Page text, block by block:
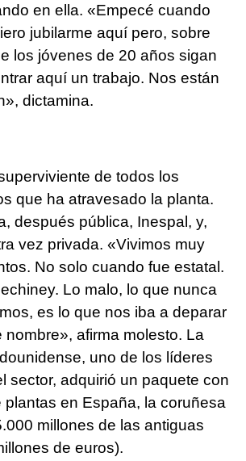
en ella. «Empecé cuando
jubilarme aquí pero, sobre
los jóvenes de 20 años sigan
aquí un trabajo. Nos están
dictamina.
de todos los
que ha atravesado la planta.
después pública, Inespal, y,
vez privada. «Vivimos muy
No solo cuando fue estatal.
Lo malo, lo que nunca
es lo que nos iba a deparar
nombre», afirma molesto. La
uno de los líderes
sector, adquirió un paquete con
plantas en España, la coruñesa
millones de las antiguas
de euros).